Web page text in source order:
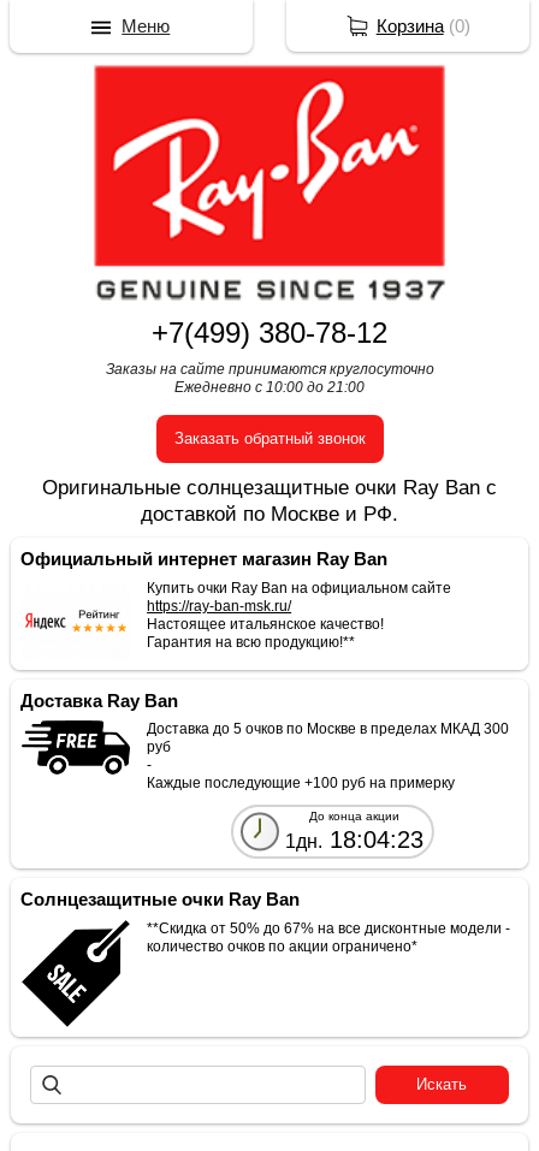
+7(499) 380-78-12
Заказы на сайте принимаются круглосуточно
Ежедневно с 10:00 до 21:00
Заказать обратный звонок
Оригинальные солнцезащитные очки Ray Ban с
доставкой по Москве и РФ.
Официальный интернет магазин Ray Ban
Купить очки Ray Ban на официальном сайте
https://ray-ban-msk.ru/
Настоящее итальянское качество!
Гарантия на всю продукцию!**
Доставка Ray Ban
Доставка до 5 очков по Москве в пределах МКАД 300
руб
-
Каждые последующие +100 руб на примерку
До конца акции
1дн. 18:04:23
Солнцезащитные очки Ray Ban
**Скидка от 50% до 67% на все дисконтные модели -
количество очков по акции ограничено*
Корзина(0)
Меню